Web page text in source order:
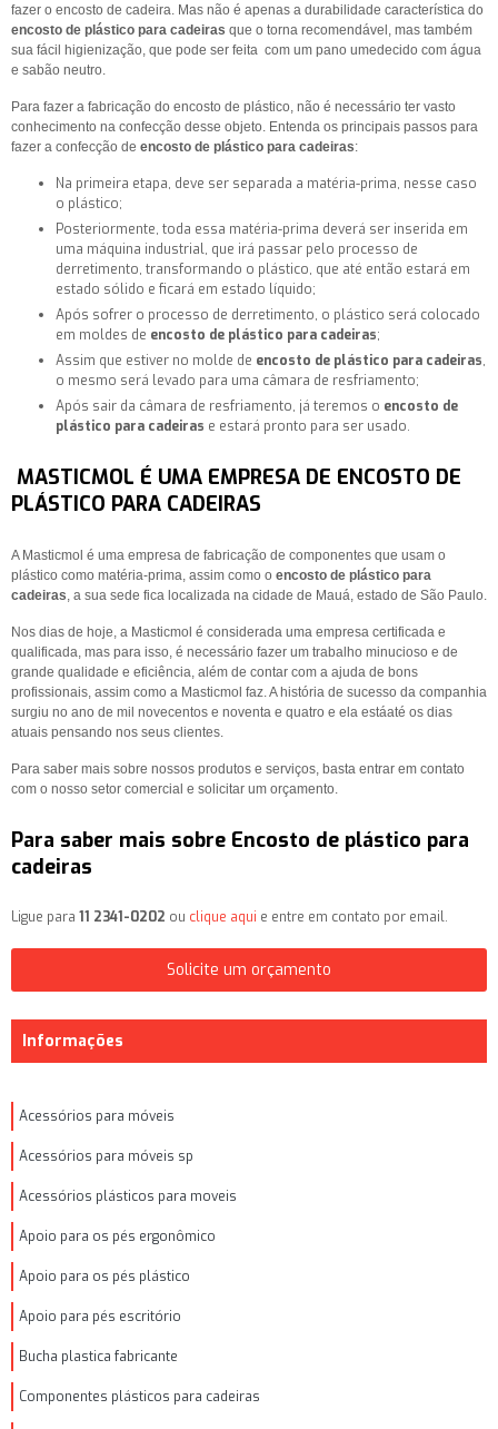
fazer o encosto de cadeira. Mas não é apenas a durabilidade característica do
encosto de plástico para cadeiras que o torna recomendável, mas também
sua fácil higienização, que pode ser feita com um pano umedecido com água
e sabão neutro.
Para fazer a fabricação do encosto de plástico, não é necessário ter vasto
conhecimento na confecção desse objeto. Entenda os principais passos para
fazer a confecção de encosto de plástico para cadeiras:
Na primeira etapa, deve ser separada a matéria-prima, nesse caso
o plástico;
Posteriormente, toda essa matéria-prima deverá ser inserida em
uma máquina industrial, que irá passar pelo processo de
derretimento, transformando o plástico, que até então estará em
estado sólido e ficará em estado líquido;
Após sofrer o processo de derretimento, o plástico será colocado
em moldes de encosto de plástico para cadeiras;
Assim que estiver no molde de encosto de plástico para cadeiras,
o mesmo será levado para uma câmara de resfriamento;
Após sair da câmara de resfriamento, já teremos o encosto de
plástico para cadeiras e estará pronto para ser usado.
MASTICMOL É UMA EMPRESA DE ENCOSTO DE
PLÁSTICO PARA CADEIRAS
A Masticmol é uma empresa de fabricação de componentes que usam o
plástico como matéria-prima, assim como o encosto de plástico para
cadeiras , a sua sede fica localizada na cidade de Mauá, estado de São Paulo.
Nos dias de hoje, a Masticmol é considerada uma empresa certificada e
qualificada, mas para isso, é necessário fazer um trabalho minucioso e de
grande qualidade e eficiência, além de contar com a ajuda de bons
profissionais, assim como a Masticmol faz. A história de sucesso da companhia
surgiu no ano de mil novecentos e noventa e quatro e ela estáaté os dias
atuais pensando nos seus clientes.
Para saber mais sobre nossos produtos e serviços, basta entrar em contato
com o nosso setor comercial e solicitar um orçamento.
Para saber mais sobre Encosto de plástico para
cadeiras
Ligue para 11 2341-0202 ou clique aqui e entre em contato por email.
Solicite um orçamento
Informações
Acessórios para móveis
Acessórios para móveis sp
Acessórios plásticos para moveis
Apoio para os pés ergonômico
Apoio para os pés plástico
Apoio para pés escritório
Bucha plastica fabricante
Componentes plásticos para cadeiras